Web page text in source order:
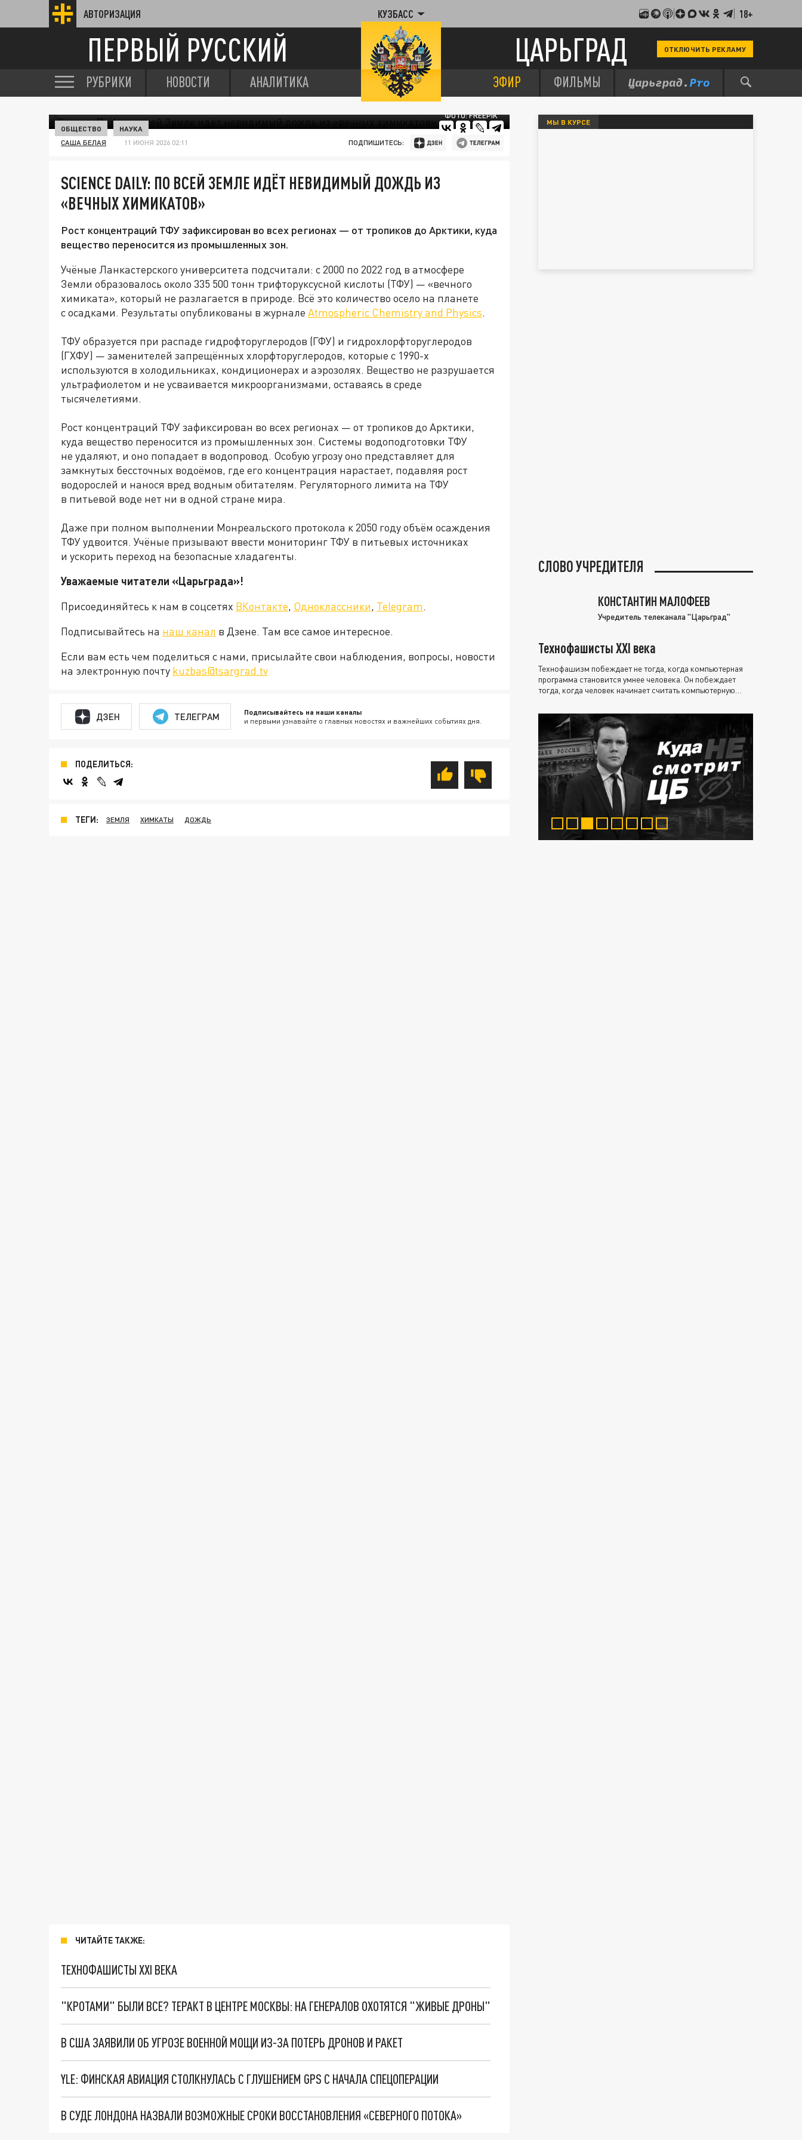
АВТОРИЗАЦИЯ КУЗБАСС 18+
ПЕРВЫЙ РУССКИЙ ЦАРЬГРАД ОТКЛЮЧИТЬ РЕКЛАМУ
РУБРИКИ НОВОСТИ АНАЛИТИКА ЭФИР ФИЛЬМЫ
ФОТО: FREEPIK
ОБЩЕСТВО НАУКА
САША БЕЛАЯ 11 ИЮНЯ 2026 02:11 ПОДПИШИТЕСЬ:
SCIENCE DAILY: ПО ВСЕЙ ЗЕМЛЕ ИДЁТ НЕВИДИМЫЙ ДОЖДЬ ИЗ
«ВЕЧНЫХ ХИМИКАТОВ»
Рост концентраций ТФУ зафиксирован во всех регионах — от тропиков до Арктики, куда
вещество переносится из промышленных зон.
Учёные Ланкастерского университета подсчитали: с 2000 по 2022 год в атмосфере
Земли образовалось около 335 500 тонн трифторуксусной кислоты (ТФУ) — «вечного
химиката», который не разлагается в природе. Всё это количество осело на планете
с осадками. Результаты опубликованы в журнале Atmospheric Chemistry and Physics.
ТФУ образуется при распаде гидрофторуглеродов (ГФУ) и гидрохлорфторуглеродов
(ГХФУ) — заменителей запрещённых хлорфторуглеродов, которые с 1990-х
используются в холодильниках, кондиционерах и аэрозолях. Вещество не разрушается
ультрафиолетом и не усваивается микроорганизмами, оставаясь в среде
тысячелетиями.
Рост концентраций ТФУ зафиксирован во всех регионах — от тропиков до Арктики,
куда вещество переносится из промышленных зон. Системы водоподготовки ТФУ
не удаляют, и оно попадает в водопровод. Особую угрозу оно представляет для
замкнутых бессточных водоёмов, где его концентрация нарастает, подавляя рост
водорослей и нанося вред водным обитателям. Регуляторного лимита на ТФУ
в питьевой воде нет ни в одной стране мира.
Даже при полном выполнении Монреальского протокола к 2050 году объём осаждения
ТФУ удвоится. Учёные призывают ввести мониторинг ТФУ в питьевых источниках
и ускорить переход на безопасные хладагенты.
Уважаемые читатели «Царьграда»!
Присоединяйтесь к нам в соцсетях ВКонтакте, Одноклассники, Telegram.
Подписывайтесь на наш канал в Дзене. Там все самое интересное.
Если вам есть чем поделиться с нами, присылайте свои наблюдения, вопросы, новости
на электронную почту kuzbas@tsargrad.tv
ДЗЕН ТЕЛЕГРАМ Подписывайтесь на наши каналы
и первыми узнавайте о главных новостях и важнейших событиях дня.
ПОДЕЛИТЬСЯ:
ТЕГИ: ЗЕМЛЯ ХИМКАТЫ ДОЖДЬ
ЧИТАЙТЕ ТАКЖЕ:
ТЕХНОФАШИСТЫ XXI ВЕКА
"КРОТАМИ" БЫЛИ ВСЕ? ТЕРАКТ В ЦЕНТРЕ МОСКВЫ: НА ГЕНЕРАЛОВ ОХОТЯТСЯ "ЖИВЫЕ ДРОНЫ"
В США ЗАЯВИЛИ ОБ УГРОЗЕ ВОЕННОЙ МОЩИ ИЗ-ЗА ПОТЕРЬ ДРОНОВ И РАКЕТ
YLE: ФИНСКАЯ АВИАЦИЯ СТОЛКНУЛАСЬ С ГЛУШЕНИЕМ GPS С НАЧАЛА СПЕЦОПЕРАЦИИ
В СУДЕ ЛОНДОНА НАЗВАЛИ ВОЗМОЖНЫЕ СРОКИ ВОССТАНОВЛЕНИЯ «СЕВЕРНОГО ПОТОКА»
МЫ В КУРСЕ
СЛОВО УЧРЕДИТЕЛЯ
КОНСТАНТИН МАЛОФЕЕВ
Учредитель телеканала "Царьград"
Технофашисты XXI века
Технофашизм побеждает не тогда, когда компьютерная
программа становится умнее человека. Он побеждает
тогда, когда человек начинает считать компьютерную